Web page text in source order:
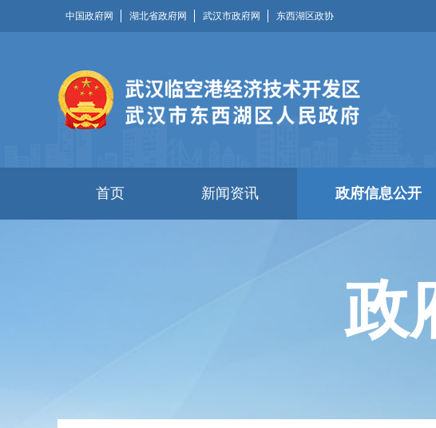
中国政府网 湖北省政府网 武汉市政府网 东西湖区政协
首页 新闻资讯 政府信息公开
政